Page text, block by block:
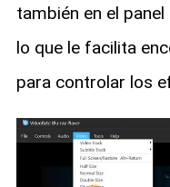
también en el
lo que le facilita
para controlar los